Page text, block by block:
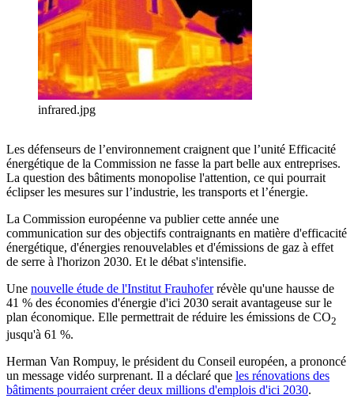
infrared.jpg
Les défenseurs de l’environnement craignent que l’unité Efficacité
énergétique de la Commission ne fasse la part belle aux entreprises.
La question des bâtiments monopolise l'attention, ce qui pourrait
éclipser les mesures sur l’industrie, les transports et l’énergie.
La Commission européenne va publier cette année une
communication sur des objectifs contraignants en matière d'efficacité
énergétique, d'énergies renouvelables et d'émissions de gaz à effet
de serre à l'horizon 2030. Et le débat s'intensifie.
Une nouvelle étude de l'Institut Frauhoferrévèle qu'une hausse de
41 % des économies d'énergie d'ici 2030 serait avantageuse sur le
plan économique. Elle permettrait de réduire les émissions de CO2
jusqu'à 61 %.
Herman Van Rompuy, le président du Conseil européen, a prononcé
un message vidéo surprenant. Il a déclaré que les rénovations des
bâtiments pourraient créer deux millions d'emplois d'ici 2030.